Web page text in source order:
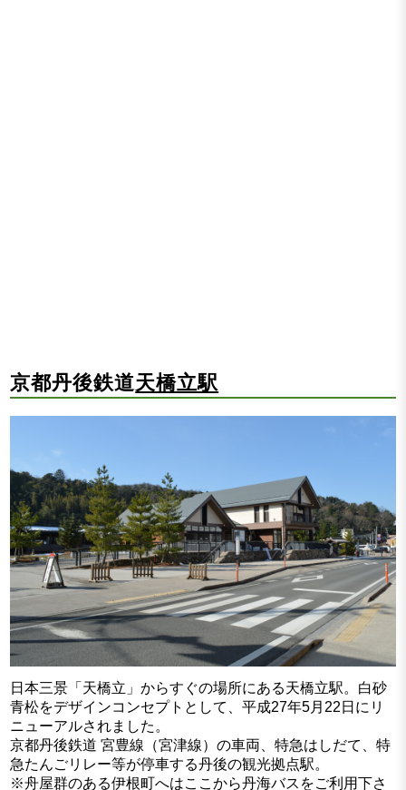
京都丹後鉄道天橋立駅
日本三景「天橋立」からすぐの場所にある天橋立駅。白砂
青松をデザインコンセプトとして、平成27年5月22日にリ
ニューアルされました。
京都丹後鉄道 宮豊線（宮津線）の車両、特急はしだて、特
急たんごリレー等が停車する丹後の観光拠点駅。
※舟屋群のある伊根町へはここから丹海バスをご利用下さ